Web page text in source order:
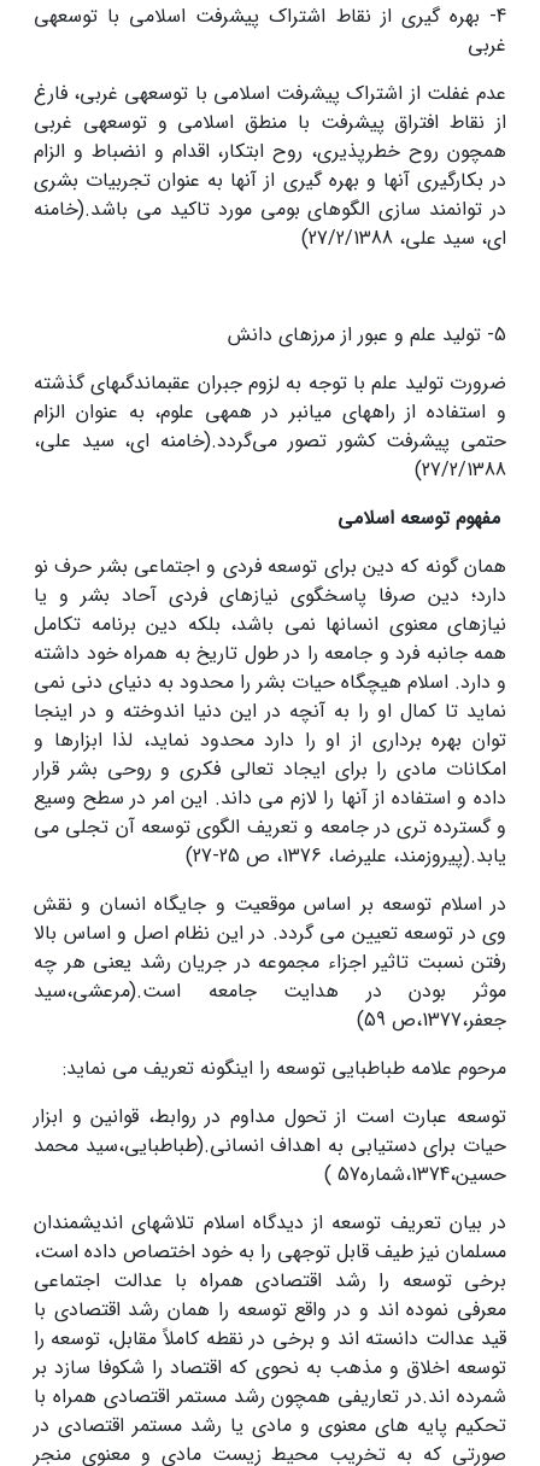
4- بهره گیری از نقاط اشتراک پیشرفت اسلامى با توسعه‏ى
غربى
عدم غفلت از اشتراک پیشرفت اسلامى با توسعه‏ى غربى، فارغ
از نقاط افتراق پیشرفت با منطق اسلامى و توسعه‏ى غربى
همچون روح خطرپذیرى، روح ابتکار، اقدام و انضباط و الزام
در بکارگیری آنها و بهره گیری از آنها به عنوان تجربیات بشری
در توانمند سازی الگوهای بومی مورد تاکید می باشد.(خامنه
ای، سید علی، 27/2/1388)
5- تولید علم و عبور از مرزهای دانش
ضرورت تولید علم با توجه به لزوم جبران عقب‏ماندگى‏هاى گذشته
و استفاده از راههاى میان‏بر در همه‏ى علوم، به عنوان الزام
حتمى پیشرفت کشور تصور می‌گردد.(خامنه ای، سید علی،
27/2/1388)
مفهوم توسعه اسلامی
همان گونه که دین برای توسعه فردی و اجتماعی بشر حرف نو
دارد؛ دین صرفا پاسخگوی نیازهای فردی آحاد بشر و یا
نیازهای معنوی انسانها نمی باشد، بلکه دین برنامه تکامل
همه جانبه فرد و جامعه را در طول تاریخ به همراه خود داشته
و دارد. اسلام هیچگاه حیات بشر را محدود به دنیای دنی نمی
نماید تا کمال او را به آنچه در این دنیا اندوخته و در اینجا
توان بهره برداری از او را دارد محدود نماید، لذا ابزارها و
امکانات مادی را برای ایجاد تعالی فکری و روحی بشر قرار
داده و استفاده از آنها را لازم می داند. این امر در سطح وسیع
و گسترده تری در جامعه و تعریف الگوی توسعه آن تجلی می
یابد.(پیروزمند، ‌علیرضا، 1376، ‌ص 25-27)
در اسلام توسعه بر اساس موقعیت و جایگاه انسان و نقش
وی در توسعه تعیین می گردد. در این نظام اصل و اساس بالا
رفتن نسبت تاثیر اجزاء مجموعه در جریان رشد یعنی هر چه
موثر بودن در هدایت جامعه است.(مرعشی،سید
جعفر،1377،ص 59)
مرحوم علامه طباطبایی توسعه را اینگونه تعریف می نماید:
توسعه عبارت است از تحول مداوم در روابط، قوانین و ابزار
حیات برای دستیابی به اهداف انسانی.(طباطبایی،سید محمد
حسین،1374،شماره57 )
در بیان تعریف توسعه از دیدگاه اسلام تلاشهای اندیشمندان
مسلمان نیز طیف قابل توجهی را به خود اختصاص داده است،
برخی توسعه را رشد اقتصادی همراه با عدالت اجتماعی
معرفی نموده اند و در واقع توسعه را همان رشد اقتصادی با
قید عدالت دانسته اند و برخی در نقطه کاملاً مقابل، توسعه را
توسعه اخلاق و مذهب به نحوی که اقتصاد را شکوفا سازد بر
شمرده اند.در تعاریفی همچون رشد مستمر اقتصادی همراه با
تحکیم پایه های معنوی و مادی یا رشد مستمر اقتصادی در
صورتی که به تخریب محیط زیست مادی و معنوی منجر